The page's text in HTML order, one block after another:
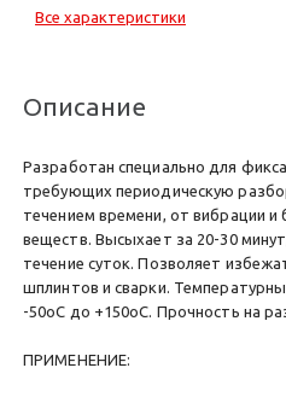
Все характеристики
Описание
Разработан специально для
требующих периодическую
течением времени, от вибрации и
веществ. Высыхает за 20-30
течение суток. Позволяет
шплинтов и сварки.
-50оС до +150оС. Прочность на
ПРИМЕНЕНИЕ: